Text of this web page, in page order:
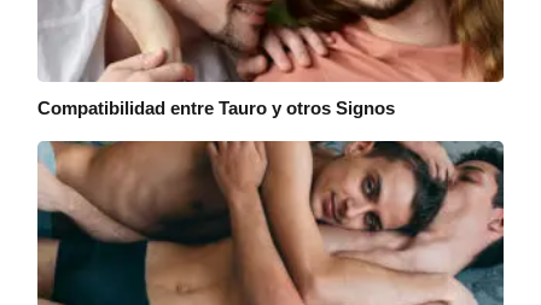
Compatibilidad entre Tauro y otros Signos